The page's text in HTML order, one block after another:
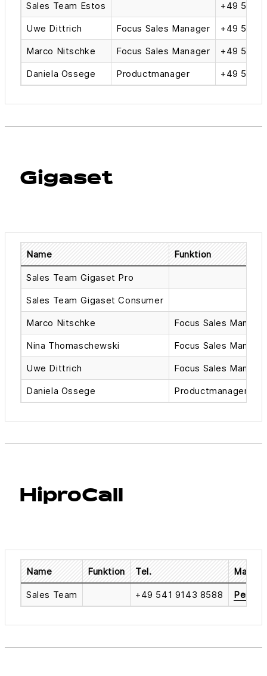
Sales Team Estos
+49 541
Uwe Dittrich
Focus Sales Manager
+49 541
Marco Nitschke
Focus Sales Manager
+49 541
Daniela Ossege
Productmanager +49 541
Gigaset
Name Funktion
Sales Team Gigaset Pro
Sales Team Gigaset Consumer
Marco Nitschke
Focus Sales
Nina Thomaschewski
Focus Sales
Uwe Dittrich
Focus Sales
Daniela Ossege
Productmanager
HiproCall
Name Funktion Tel. Mail
Sales Team +49 541 9143 8588 Per E-